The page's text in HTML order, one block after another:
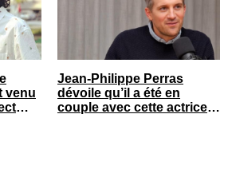
venu
Jean-Philippe Perras
dévoile qu’il a été en
couple avec cette actrice